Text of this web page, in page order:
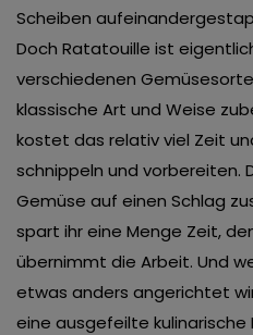
Scheiben
Doch Ratatouille ist
verschiedenen
klassische Art und Weise
kostet das relativ viel Zeit
schnippeln und vorbereiten.
Gemüse auf einen Schlag
spart ihr eine Menge Zeit,
übernimmt die Arbeit. Und
etwas anders angerichtet
eine ausgefeilte